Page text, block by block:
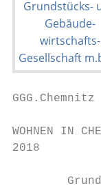
GGG.Chemnitz
WOHNEN IN
2018